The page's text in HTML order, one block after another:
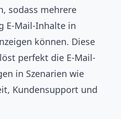
sodass mehrere
E-Mail-Inhalte in
können. Diese
perfekt die E-Mail-
in Szenarien wie
Kundensupport und